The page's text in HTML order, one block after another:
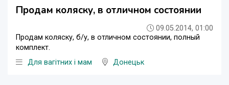
Продам коляску, в отличном состоянии
09.05.2014, 01:00
Продам коляску, б/у, в отличном состоянии, полный
комплект.
Для вагітних і мам
Донецьк